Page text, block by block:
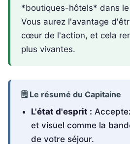
*boutiques-hôtels* dans
Vous aurez l'avantage
cœur de l'action, et cela
plus vivantes.
🗒️ Le résumé du Capitaine
L'état d'esprit :
et visuel comme la
de votre séjour.